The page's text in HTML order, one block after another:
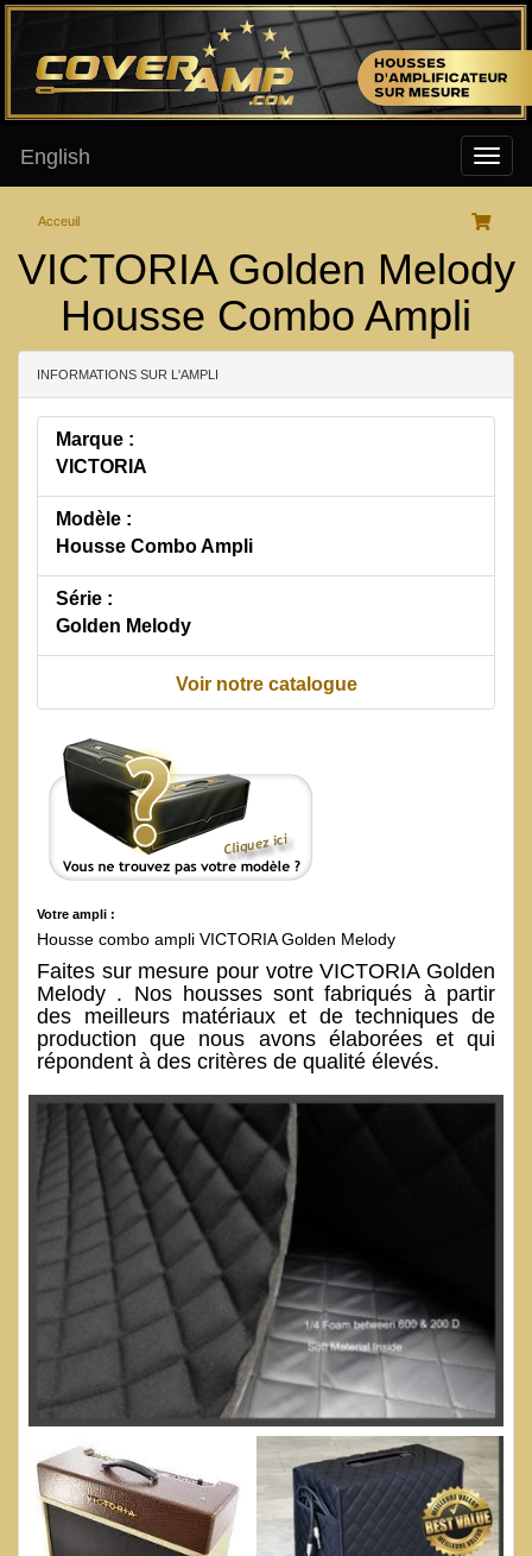
English
Acceuil
VICTORIA Golden Melody
Housse Combo Ampli
INFORMATIONS SUR L'AMPLI
Marque :
VICTORIA
Modèle :
Housse Combo Ampli
Série :
Golden Melody
Voir notre catalogue
Votre ampli :
Housse combo ampli VICTORIA Golden Melody
Faites sur mesure pour votre VICTORIA Golden
Melody . Nos housses sont fabriqués à partir
des meilleurs matériaux et de techniques de
production que nous avons élaborées et qui
répondent à des critères de qualité élevés.